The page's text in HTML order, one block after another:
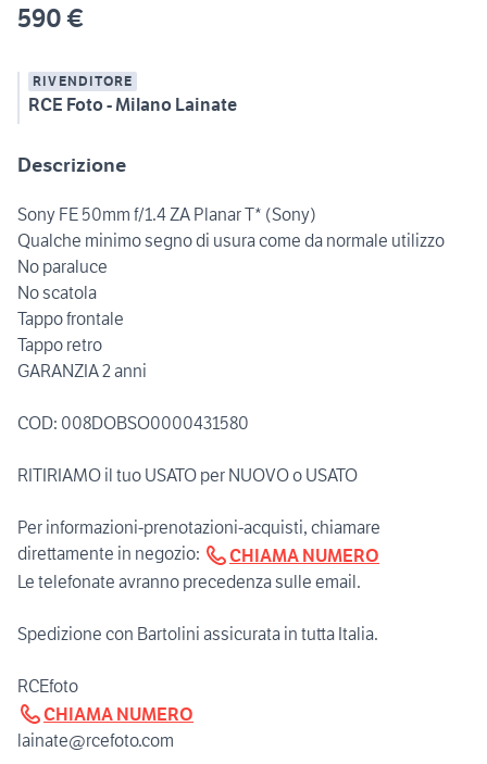
590 €
RIVENDITORE
RCE Foto - Milano Lainate
Descrizione
Sony FE 50mm f/1.4 ZA Planar T* (Sony)
Qualche minimo segno di usura come da normale utilizzo
No paraluce
No scatola
Tappo frontale
Tappo retro
GARANZIA 2 anni
COD: 008DOBSO0000431580
RITIRIAMO il tuo USATO per NUOVO o USATO
Per informazioni-prenotazioni-acquisti, chiamare
direttamente in negozio:
CHIAMA NUMERO
Le telefonate avranno precedenza sulle email.
Spedizione con Bartolini assicurata in tutta Italia.
CHIAMA NUMERO
lainate@rcefoto.com